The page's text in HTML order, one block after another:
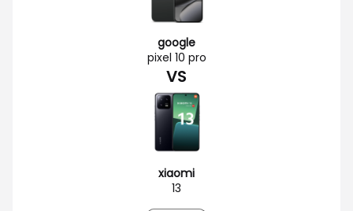
google
pixel 10 pro
VS
xiaomi
13